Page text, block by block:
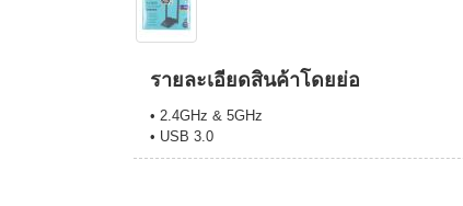
รายละเอียดสินค้าโดยย่อ
• 2.4GHz & 5GHz
• USB 3.0